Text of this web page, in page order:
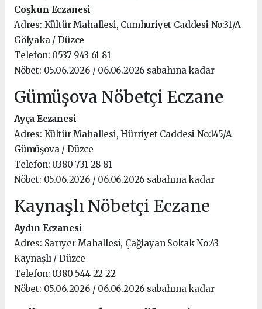
Coşkun Eczanesi
Adres: Kültür Mahallesi, Cumhuriyet Caddesi No:31/A
Gölyaka / Düzce
Telefon: 0537 943 61 81
Nöbet: 05.06.2026 / 06.06.2026 sabahına kadar
Gümüşova Nöbetçi Eczane
Ayça Eczanesi
Adres: Kültür Mahallesi, Hürriyet Caddesi No:145/A
Gümüşova / Düzce
Telefon: 0380 731 28 81
Nöbet: 05.06.2026 / 06.06.2026 sabahına kadar
Kaynaşlı Nöbetçi Eczane
Aydın Eczanesi
Adres: Sarıyer Mahallesi, Çağlayan Sokak No:43
Kaynaşlı / Düzce
Telefon: 0380 544 22 22
Nöbet: 05.06.2026 / 06.06.2026 sabahına kadar